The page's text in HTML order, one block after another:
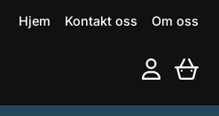
Hjem Kontakt oss Om oss